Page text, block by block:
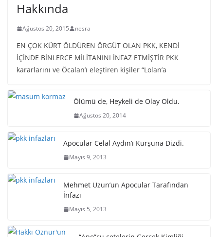
Hakkında
Ağustos 20, 2015 nesra
EN ÇOK KÜRT ÖLDÜREN ÖRGÜT OLAN PKK, KENDİ
İÇİNDE BİNLERCE MİLİTANINI İNFAZ ETMİŞTİR PKK
kararlarını ve Öcalan’ı eleştiren kişiler “Lolan’a
Ölümü de, Heykeli de Olay Oldu.
Ağustos 20, 2014
Apocular Celal Aydın’ı Kurşuna Dizdi.
Mayıs 9, 2013
Mehmet Uzun’un Apocular Tarafından
İnfazı
Mayıs 5, 2013